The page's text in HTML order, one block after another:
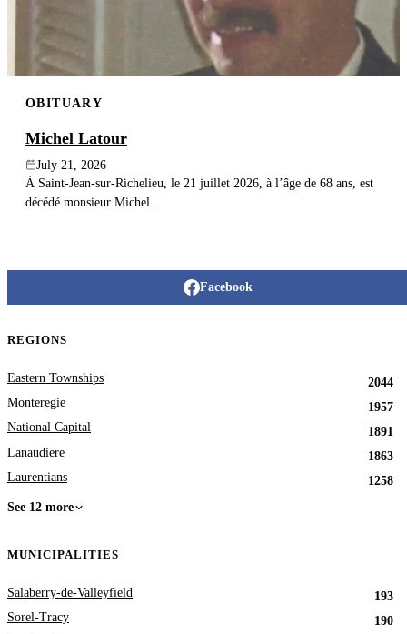
OBITUARY
Michel Latour
July 21, 2026
À Saint-Jean-sur-Richelieu, le 21 juillet 2026, à l’âge de 68 ans, est
décédé monsieur Michel...
Facebook
REGIONS
Eastern Townships
2044
Monteregie
1957
National Capital
1891
Lanaudiere
1863
Laurentians
1258
See 12 more
MUNICIPALITIES
Salaberry-de-Valleyfield
193
Sorel-Tracy
190